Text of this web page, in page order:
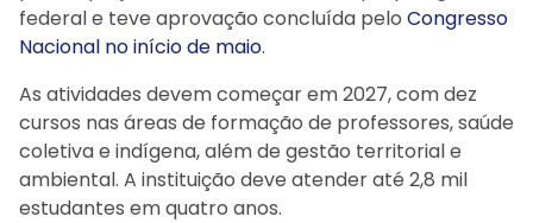
federal e teve aprovação concluída pelo Congresso
Nacional no início de maio.
As atividades devem começar em 2027, com dez
cursos nas áreas de formação de professores, saúde
coletiva e indígena, além de gestão territorial e
ambiental. A instituição deve atender até 2,8 mil
estudantes em quatro anos.